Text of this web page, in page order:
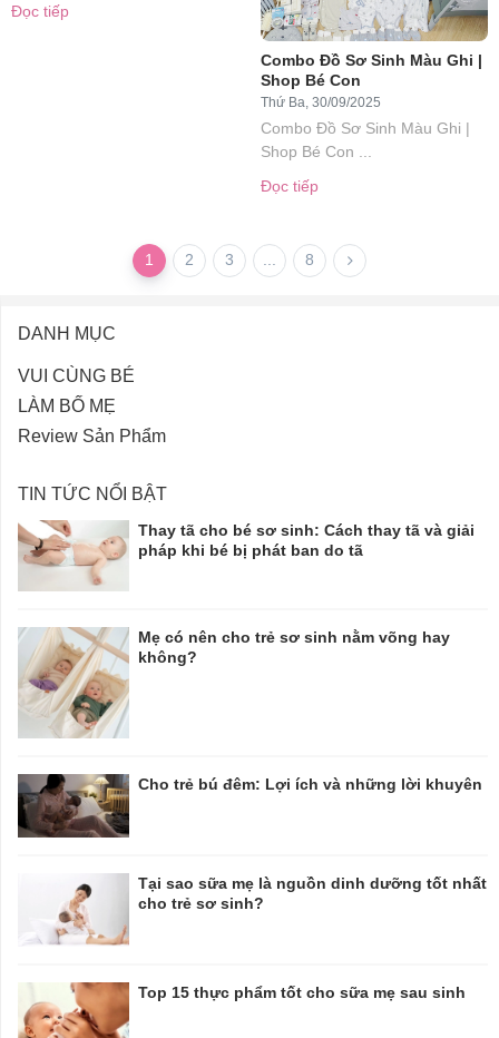
Đọc tiếp
Combo Đồ Sơ Sinh Màu Ghi |
Shop Bé Con
Thứ Ba, 30/09/2025
Combo Đồ Sơ Sinh Màu Ghi |
Shop Bé Con ...
Đọc tiếp
1 2 3 8
DANH MỤC
VUI CÙNG BÉ
LÀM BỐ MẸ
Review Sản Phẩm
TIN TỨC NỔI BẬT
Thay tã cho bé sơ sinh: Cách thay tã và giải
pháp khi bé bị phát ban do tã
Mẹ có nên cho trẻ sơ sinh nằm võng hay
không?
Cho trẻ bú đêm: Lợi ích và những lời khuyên
Tại sao sữa mẹ là nguồn dinh dưỡng tốt nhất
cho trẻ sơ sinh?
Top 15 thực phẩm tốt cho sữa mẹ sau sinh